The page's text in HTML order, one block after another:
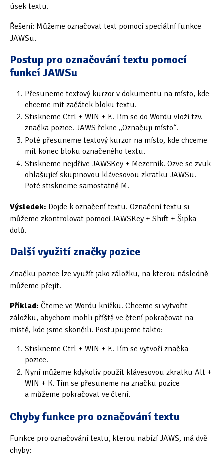
Pozvánky & oznámení
Pracuji sluchem(564)
Pracuji sluchem a hmatem
(566)
Pracuji zrakem(456)
Pracuji zrakem a sluchem(515)
Služby(115)
Software(503)
Asistivní software (428)
Běžný software(284)
Tipy & triky (17)
úsek textu.
Řešení: Můžeme označovat text pomocí speciální funkce
JAWSu.
Postup pro označování textu pomocí
funkcí JAWSu
Přesuneme textový kurzor v dokumentu na místo, kde
chceme mít začátek bloku textu.
Stiskneme Ctrl + WIN + K. Tím se do Wordu vloží tzv.
značka pozice. JAWS řekne „Označuji místo“.
Poté přesuneme textový kurzor na místo, kde chceme
mít konec bloku označeného textu.
Stiskneme nejdříve JAWSKey + Mezerník. Ozve se zvuk
ohlašující skupinovou klávesovou zkratku JAWSu.
Poté stiskneme samostatně M.
Výsledek: Dojde k označení textu. Označení textu si
můžeme zkontrolovat pomocí JAWSKey + Shift + Šipka
dolů.
Další využití značky pozice
Značku pozice lze využít jako záložku, na kterou následně
můžeme přejít.
Příklad: Čteme ve Wordu knížku. Chceme si vytvořit
záložku, abychom mohli příště ve čtení pokračovat na
místě, kde jsme skončili. Postupujeme takto:
Stiskneme Ctrl + WIN + K. Tím se vytvoří značka
pozice.
Nyní můžeme kdykoliv použít klávesovou zkratku Alt +
WIN + K. Tím se přesuneme na značku pozice
a můžeme pokračovat ve čtení.
Chyby funkce pro označování textu
Funkce pro označování textu, kterou nabízí JAWS, má dvě
chyby: